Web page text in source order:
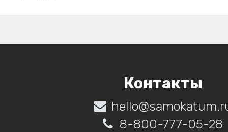
Контакты
8-800-777-05-28